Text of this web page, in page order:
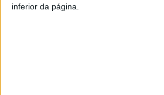
inferior da página.
Gente Nave Alvite 13